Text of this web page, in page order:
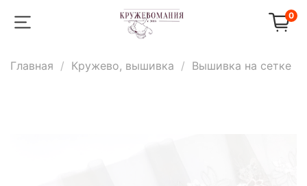
0
Главная Кружево, вышивка Вышивка на сетке